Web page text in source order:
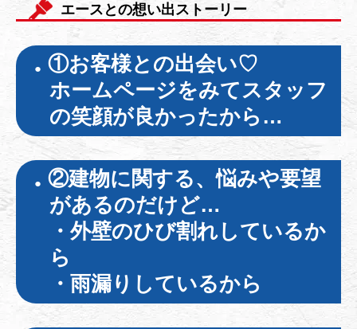
エースとの想い出ストーリー
①お客様との出会い♡
ホームページをみてスタッフ
の笑顔が良かったから…
②建物に関する、悩みや要望
があるのだけど…
・外壁のひび割れしているか
ら
・雨漏りしているから